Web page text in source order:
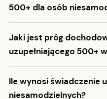
500+ dla osób
Jaki jest próg
uzupełniającego 500+
Ile wynosi świadczenie
niesamodzielnych?